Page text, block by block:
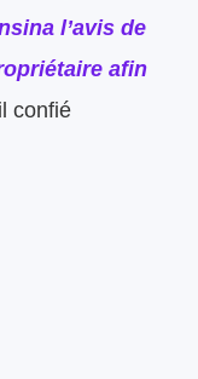
l’avis de
afin
confié